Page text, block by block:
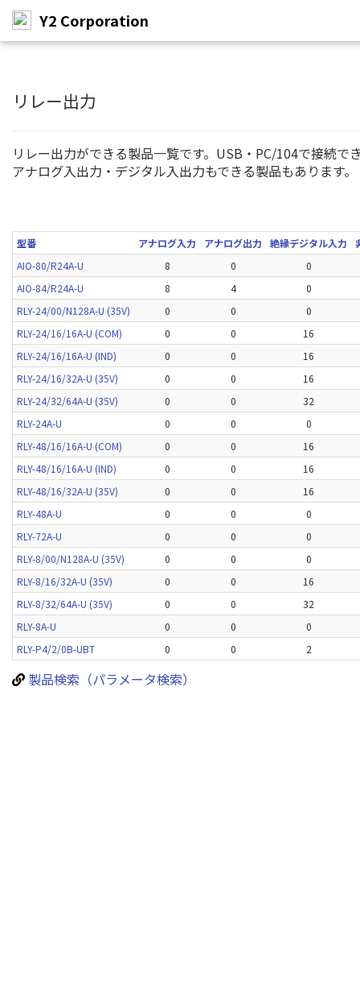
メ
Y2 Corporation
リレー出力
リレー出力ができる製品一覧です。USB・PC/104で接続で
アナログ入出力・デジタル入出力もできる製品もあります。
型番 アナログ入力 アナログ出力 絶縁デジタル入力
AIO-80/R24A-U
8 0
0
AIO-84/R24A-U
8 4
0
RLY-24/00/N128A-U (35V)
0 0
0
RLY-24/16/16A-U (COM)
0 0
16
RLY-24/16/16A-U (IND)
0 0
16
RLY-24/16/32A-U (35V)
0 0
16
RLY-24/32/64A-U (35V)
0 0
32
RLY-24A-U
0 0
0
RLY-48/16/16A-U (COM)
0 0
16
RLY-48/16/16A-U (IND)
0 0
16
RLY-48/16/32A-U (35V)
0 0
16
RLY-48A-U
0 0
0
RLY-72A-U
0 0
0
RLY-8/00/N128A-U (35V)
0 0
0
RLY-8/16/32A-U (35V)
0 0
16
RLY-8/32/64A-U (35V)
0 0
32
RLY-8A-U
0 0
0
RLY-P4/2/0B-UBT
0 0 2
製品検索（パラメータ検索）